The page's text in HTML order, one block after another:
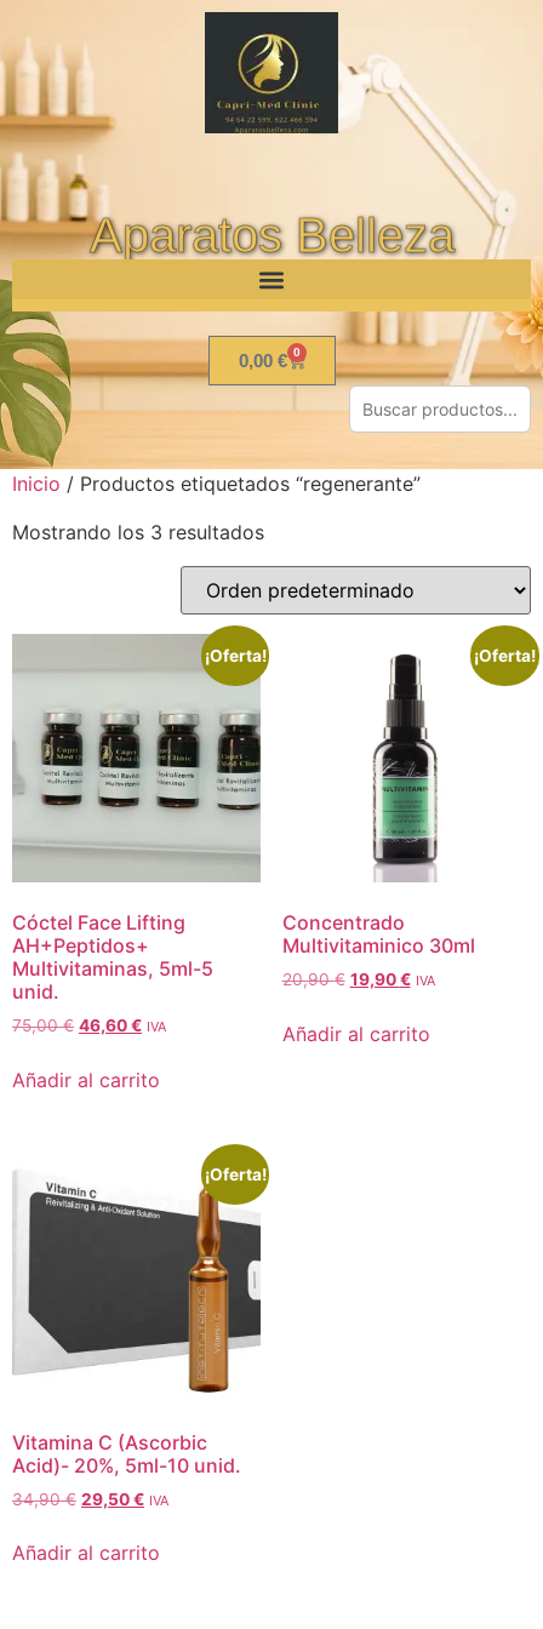
Aparatos Belleza
0,00 € 0
Inicio / Productos etiquetados “regenerante”
Mostrando los 3 resultados
¡Oferta!
Cóctel Face Lifting
AH+Peptidos+
Multivitaminas, 5ml-5
unid.
75,00€ 46,60€ IVA
Añadir al carrito
¡Oferta!
Concentrado
Multivitaminico 30ml
20,90€ 19,90€ IVA
Añadir al carrito
¡Oferta!
Vitamina C (Ascorbic
Acid)- 20%, 5ml-10 unid.
34,90€ 29,50€ IVA
Añadir al carrito